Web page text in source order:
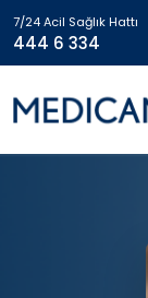
7/24 Acil Sağlık Hattı
444 6 334